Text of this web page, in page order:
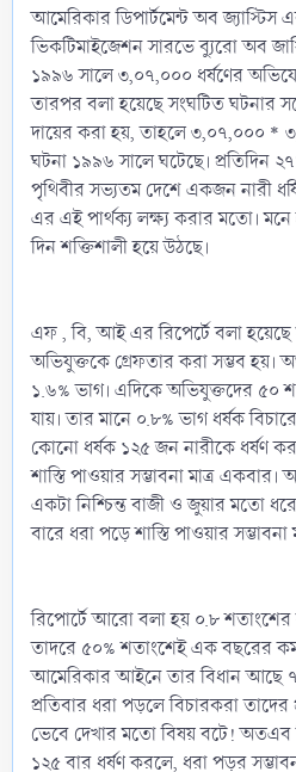
আমেরিকার ডিপার্টমেন্ট অব জ্যাস্টিস
ভিকটিমাইজেশন সারভে ব্যুরো অব
১৯৯৬ সালে ৩,০৭,০০০ ধর্ষণের
তারপর বলা হয়েছে সংঘটিত ঘটনার
দায়ের করা হয়, তাহলে ৩,০৭,০০০ *
ঘটনা ১৯৯৬ সালে ঘটেছে। প্রতিদিন
পৃথিবীর সভ্যতম দেশে একজন নারী
এর এই পার্থক্য লক্ষ্য করার মতো।
দিন শক্তিশালী হয়ে উঠছে।
এফ , বি, আই এর রিপের্টে বলা হয়েছে
অভিযুক্তকে গ্রেফতার করা সম্ভব হয়।
১.৬% ভাগ। এদিকে অভিযুক্তদের ৫০
যায়। তার মানে ০.৮% ভাগ ধর্ষক
কোনো ধর্ষক ১২৫ জন নারীকে ধর্ষণ
শাস্তি পাওয়ার সম্ভাবনা মাত্র
একটা নিশ্চিন্ত বাজী ও জুয়ার মতো
বারে ধরা পড়ে শাস্তি পাওয়ার সম্ভাবনা
রিপোর্টে আরো বলা হয় ০.৮ শতাংশের
তাদরে ৫০% শতাংশেই এক বছরের
আমেরিকার আইনে তার বিধান আছে ৭
প্রতিবার ধরা পড়লে বিচারকরা
ভেবে দেখার মতো বিষয় বটে! অতএব
১২৫ বার ধর্ষণ করলে, ধরা পড়র